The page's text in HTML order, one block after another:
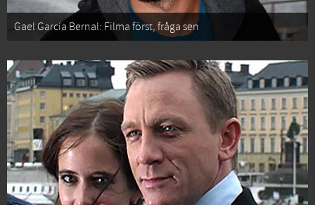
Gael García Bernal: Filma först, fråga sen